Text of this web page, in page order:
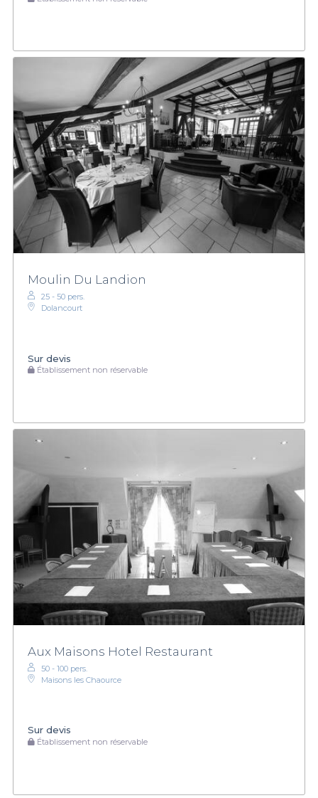
Moulin Du Landion
25 - 50 pers.
Dolancourt
Sur devis
Établissement non réservable
Aux Maisons Hotel Restaurant
50 - 100 pers.
Maisons les Chaource
Sur devis
Établissement non réservable